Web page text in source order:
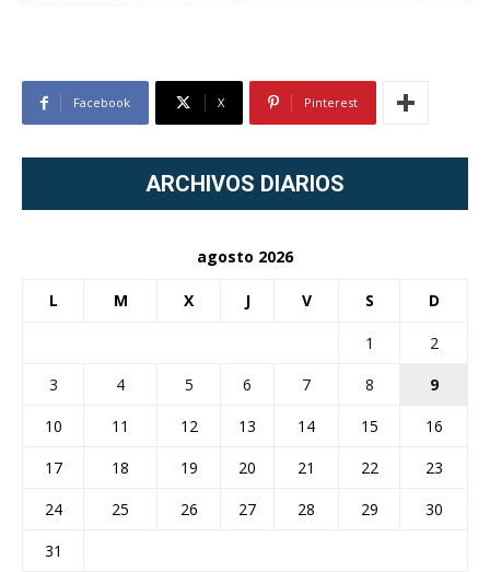
Facebook X Pinterest
ARCHIVOS DIARIOS
agosto 2026
L M X J V S D
1
2
3
4 5 6 7 8
9
10
11 12 13 14 15
16
17
18 19 20 21 22
23
24
25 26 27 28 29
30
31